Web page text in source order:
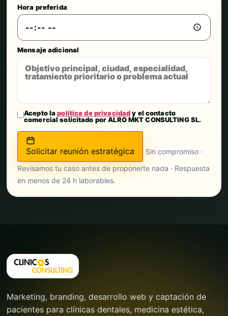
Hora preferida
Mensaje adicional
Acepto lapolítica de privacidady el contacto
comercial solicitado por ALRO MKT CONSULTING SL.
Solicitar reunión estratégica
Sin compromiso ·
Revisamos tu caso antes de proponerte nada · Respuesta
en menos de 24 h laborables.
Marketing, branding, desarrollo web y captación de
pacientes para clínicas dentales, medicina estética,